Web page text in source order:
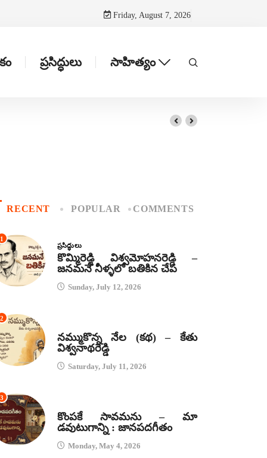
Friday, August 7, 2026
ప్రసిద్ధులు సాహిత్యం
RECENT POPULAR COMMENTS
1
ప్రసిద్ధులు
కొమ్మిరెడ్డి విశ్వమోహనరెడ్డి –
జనమనే నీళ్ళలో బతికిన చేప
Sunday, July 12, 2026
2
నమ్ముకొన్న నేల (కథ) – కేతు
విశ్వనాథరెడ్డి
Saturday, July 11, 2026
3
కొంపకే సావమను – మా
డవుటుగాన్ని : జానపదగీతం
Monday, May 4, 2026